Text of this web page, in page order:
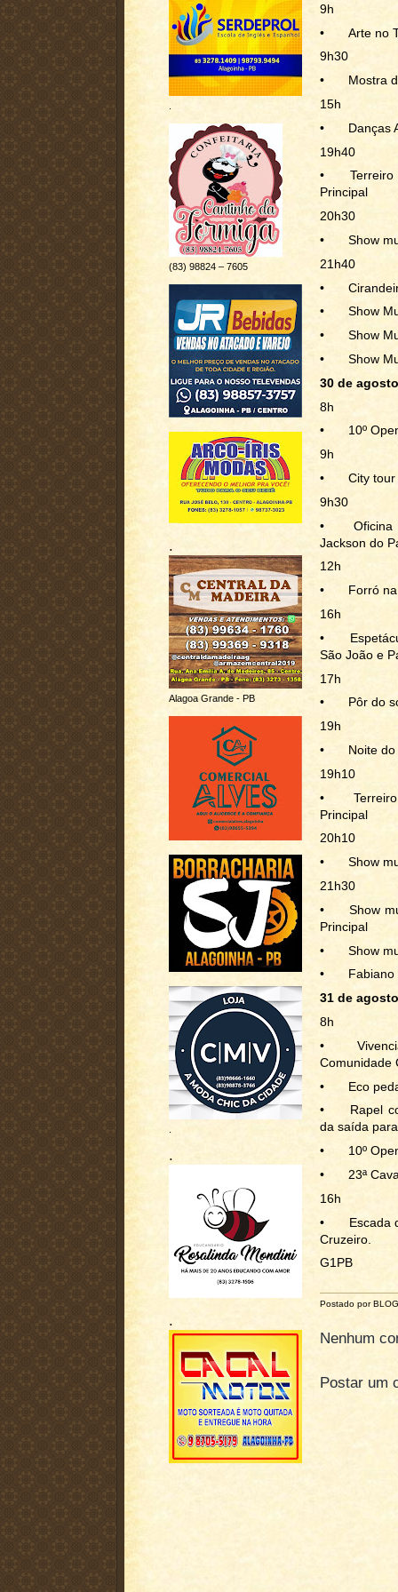
(83) 98824 – 7605
.
Alagoa Grande - PB
.
.
9h
•
Arte no
9h30
•
Mostra
15h
•
Danças
19h40
•
Principal
20h30
•
Show
21h40
•
•
Show
•
Show
•
Show
30 de
8h
•
10º
9h
•
City
9h30
•
Jackson do
12h
•
Forró
16h
•
São João e
17h
•
Pôr do
19h
•
Noite
19h10
•
Principal
20h10
•
Show
21h30
•
Show
Principal
•
Show
•
Fabiano
31 de
8h
•
Comunidade
•
Eco
•
Rapel
da saída
•
10º
•
23ª
16h
•
Escada
Cruzeiro.
G1PB
Postado por
Nenhum
Postar um